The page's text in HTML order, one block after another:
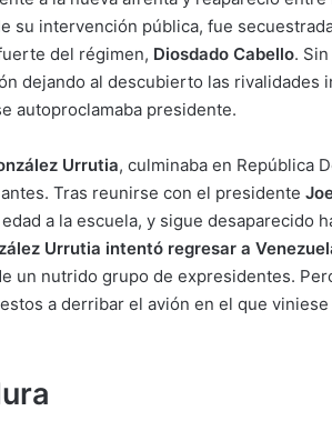
su intervención pública, fue
del régimen, Diosdado Cabello.
dejando al descubierto las rivalidades
autoproclamaba presidente.
Urrutia, culminaba en República
Tras reunirse con el presidente
a la escuela, y sigue desaparecido
Urrutia intentó regresar a
un nutrido grupo de expresidentes.
a derribar el avión en el que